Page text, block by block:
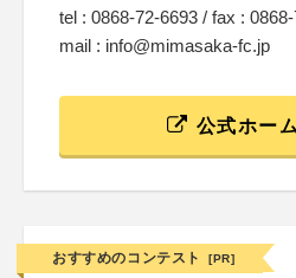
tel : 0868-72-6693 / fax :
mail : info@mimasaka-fc.jp
公式ホー
おすすめのコンテスト [PR]